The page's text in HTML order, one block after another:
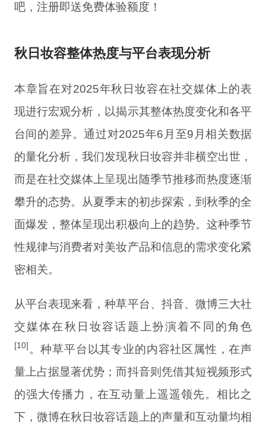
吧， 注册即送免费体验额度！
秋日妆容整体热度与平台表现分析
本章旨在对2025年秋日妆容在社交媒体上的表
现进行宏观分析，以揭示其整体热度变化和各平
台间的差异。通过对2025年6月至9月相关数据
的量化分析，我们发现秋日妆容并非横空出世，
而是在社交媒体上呈现出随季节推移而热度逐渐
攀升的态势。从夏季末的初步探索，到秋季的全
面爆发，整体呈现出积极向上的趋势。这种季节
性规律与消费者对美妆产品和信息的需求变化紧
密相关。
从平台表现来看，种草平台、抖音、微博三大社
交媒体在秋日妆容话题上扮演着不同的角色
[10] 。种草平台以其专业的内容社区属性，在声
量上占据显著优势；而抖音则凭借其短视频形式
的强大传播力，在互动量上遥遥领先。相比之
下，微博在秋日妆容话题上的声量和互动量均相